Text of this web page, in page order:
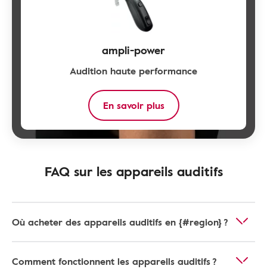
ampli-power
Audition haute performance
En savoir plus
FAQ sur les appareils auditifs
Où acheter des appareils auditifs en {#region} ?
Comment fonctionnent les appareils auditifs ?